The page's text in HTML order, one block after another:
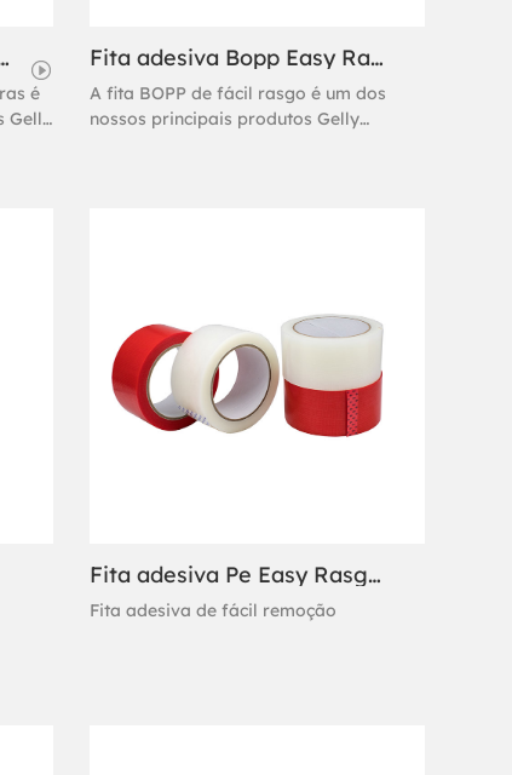
temperaturas
é
Gelly
Fita adesiva Bopp Easy Rasgar 180mic
A fita BOPP de fácil rasgo é um dos
nossos principais produtos Gelly
Fita adesiva Pe Easy Rasgando
Fita adesiva de fácil remoção